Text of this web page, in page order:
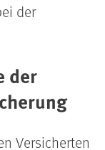
der
der
Versicherten